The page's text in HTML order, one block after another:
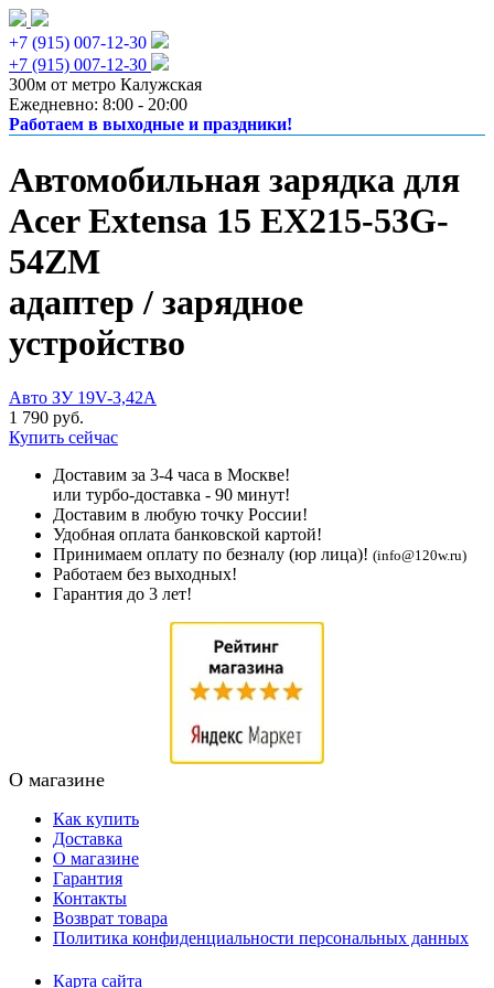
+7 (915) 007-12-30
+7 (915) 007-12-30
300м от метро Калужская
Ежедневно: 8:00 - 20:00
Работаем в выходные и праздники!
Автомобильная зарядка для
Acer Extensa 15 EX215-53G-
54ZM
адаптер / зарядное
устройство
Авто ЗУ 19V-3,42A
1 790 руб.
Купить сейчас
Доставим за 3-4 часа в Москве!
или турбо-доставка - 90 минут!
Доставим в любую точку России!
Удобная оплата банковской картой!
Принимаем оплату по безналу (юр лица)! (info@120w.ru)
Работаем без выходных!
Гарантия до 3 лет!
О магазине
Как купить
Доставка
О магазине
Гарантия
Контакты
Возврат товара
Политика конфиденциальности персональных данных
Карта сайта